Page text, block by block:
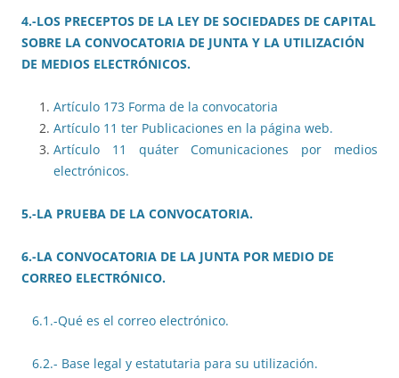
4.-LOS PRECEPTOS DE LA LEY DE SOCIEDADES DE CAPITAL
SOBRE LA CONVOCATORIA DE JUNTA Y LA UTILIZACIÓN
DE MEDIOS ELECTRÓNICOS.
Artículo 173 Forma de la convocatoria
Artículo 11 ter Publicaciones en la página web.
Artículo 11 quáter Comunicaciones por medios
electrónicos.
5.-LA PRUEBA DE LA CONVOCATORIA.
6.-LA CONVOCATORIA DE LA JUNTA POR MEDIO DE
CORREO ELECTRÓNICO.
6.1.-Qué es el correo electrónico.
6.2.- Base legal y estatutaria para su utilización.